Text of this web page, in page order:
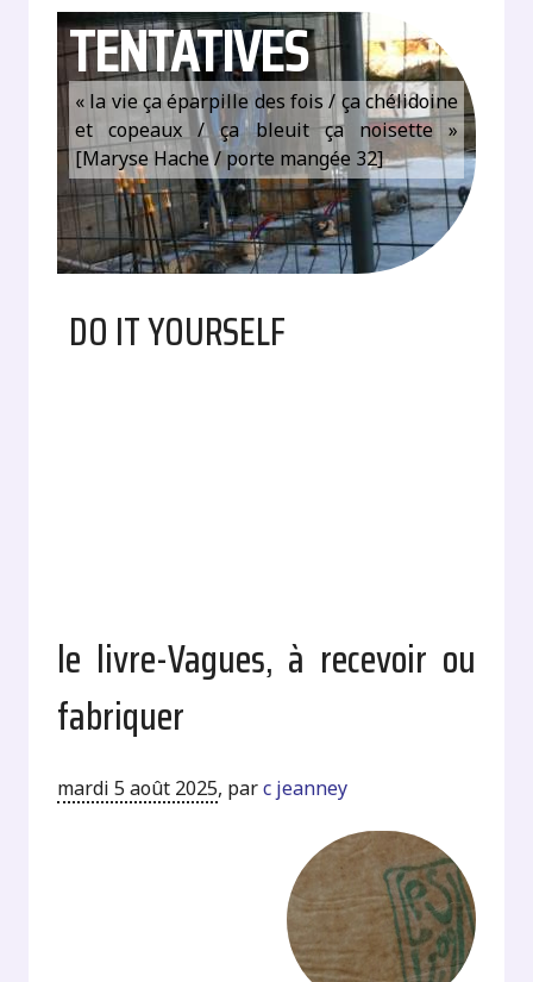
TENTATIVES
« la vie ça éparpille des fois / ça chélidoine
et copeaux / ça bleuit ça noisette »
[Maryse Hache / porte mangée 32]
DO IT YOURSELF
le livre-Vagues, à recevoir ou
fabriquer
mardi 5 août 2025, parc jeanney